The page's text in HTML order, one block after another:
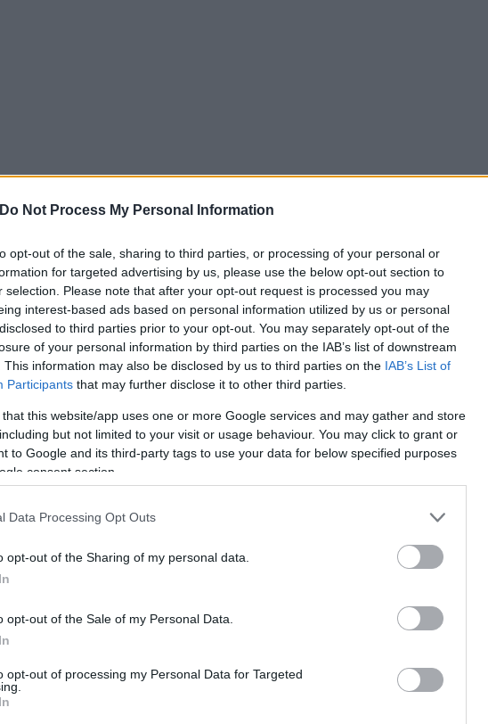
Do Not Process My Personal Information
opt-out of the sale, sharing to third parties, or processing of your personal or
for targeted advertising by us, please use the below opt-out section to
selection. Please note that after your opt-out request is processed you may
interest-based ads based on personal information utilized by us or personal
to third parties prior to your opt-out. You may separately opt-out of the
of your personal information by third parties on the IAB’s list of downstream
This information may also be disclosed by us to third parties on the IAB’s List of
Participants that may further disclose it to other third parties.
that this website/app uses one or more Google services and may gather and store
but not limited to your visit or usage behaviour. You may click to grant or
to Google and its third-party tags to use your data for below specified purposes
consent section.
Data Processing Opt Outs
opt-out of the Sharing of my personal data.
opt-out of the Sale of my Personal Data.
opt-out of processing my Personal Data for Targeted